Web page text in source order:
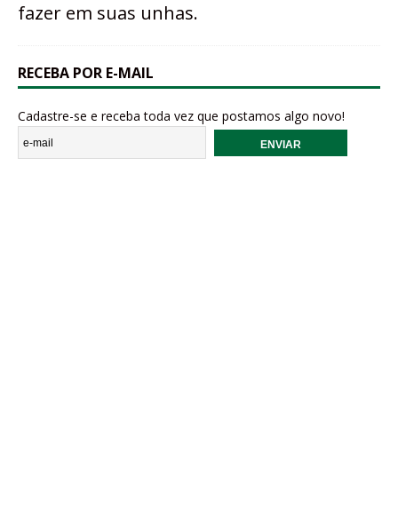
fazer em suas unhas.
RECEBA POR E-MAIL
Cadastre-se e receba toda vez que postamos algo novo!